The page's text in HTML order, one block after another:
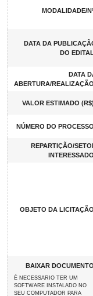
MODALIDADE/
DATA DA
DO
DATA
ABERTURA/
VALOR ESTIMADO
NÚMERO DO
REPARTIÇÃO/
OBJETO DA
BAIXAR
É NECESSARIO TER UM
SOFTWARE INSTALADO NO
SEU COMPUTADOR PARA